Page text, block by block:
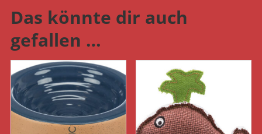
Das könnte dir auch
gefallen …